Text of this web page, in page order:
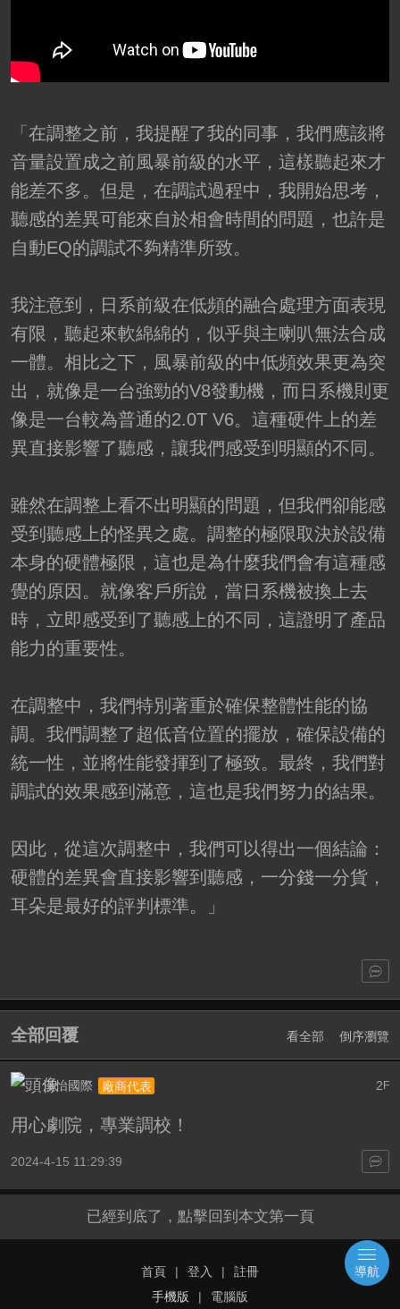
「在調整之前，我提醒了我的同事，我們應該將
音量設置成之前風暴前級的水平，這樣聽起來才
能差不多。但是，在調試過程中，我開始思考，
聽感的差異可能來自於相會時間的問題，也許是
自動EQ的調試不夠精準所致。
我注意到，日系前級在低頻的融合處理方面表現
有限，聽起來軟綿綿的，似乎與主喇叭無法合成
一體。相比之下，風暴前級的中低頻效果更為突
出，就像是一台強勁的V8發動機，而日系機則更
像是一台較為普通的2.0T V6。這種硬件上的差
異直接影響了聽感，讓我們感受到明顯的不同。
雖然在調整上看不出明顯的問題，但我們卻能感
受到聽感上的怪異之處。調整的極限取決於設備
本身的硬體極限，這也是為什麼我們會有這種感
覺的原因。就像客戶所說，當日系機被換上去
時，立即感受到了聽感上的不同，這證明了產品
能力的重要性。
在調整中，我們特別著重於確保整體性能的協
調。我們調整了超低音位置的擺放，確保設備的
統一性，並將性能發揮到了極致。最終，我們對
調試的效果感到滿意，這也是我們努力的結果。
因此，從這次調整中，我們可以得出一個結論：
硬體的差異會直接影響到聽感，一分錢一分貨，
耳朵是最好的評判標準。」
全部回覆 看全部 倒序瀏覽
2 F
漢怡國際 廠商代表
用心劇院，專業調校！
2024-4-15 11:29:39
已經到底了，點擊回到本文第一頁
首頁 | 登入 |
註冊
手機版
| 電腦版
導航